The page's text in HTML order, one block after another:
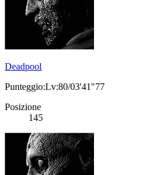
Deadpool
Punteggio:Lv:80/03'41"77
Posizione
145